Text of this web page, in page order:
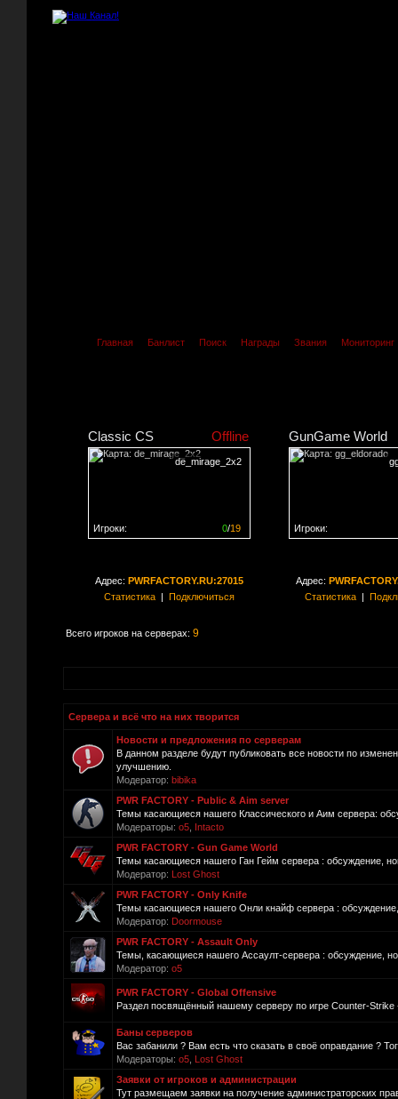
Главная Банлист Поиск Награды Звания Мониторинг
Classic CS Offline
de_mirage_2x2
0/19
Игроки:
GunGame World
Игроки:
Адрес: PWRFACTORY.RU:27015
Статистика| Подключиться
Адрес:
Статистика|
Всего игроков на серверах: 9
Сервера и всё что на них творится
Новости и предложения по серверам
В данном разделе будут публиковать все новости по
улучшению.
Модератор: bibika
PWR FACTORY - Public & Aim server
Темы касающиеся нашего Классического и Аим сервера:
Модераторы: o5 Intacto
PWR FACTORY - Gun Game World
Темы касающиеся нашего Ган Гейм сервера : обсуждение,
Модератор: Lost Ghost
PWR FACTORY - Only Knife
Темы касающиеся нашего Онли кнайф сервера : обсуждение,
Модератор: Doormouse
PWR FACTORY - Assault Only
Темы, касающиеся нашего Ассаулт-сервера : обсуждение,
Модератор: o5
PWR FACTORY - Global Offensive
Раздел посвящённый нашему серверу по игре Counter-Strike
Баны серверов
Вас забанили ? Вам есть что сказать в своё оправдание ?
Модераторы: o5 Lost Ghost
Заявки от игроков и администрации
Тут размещаем заявки на получение администраторских